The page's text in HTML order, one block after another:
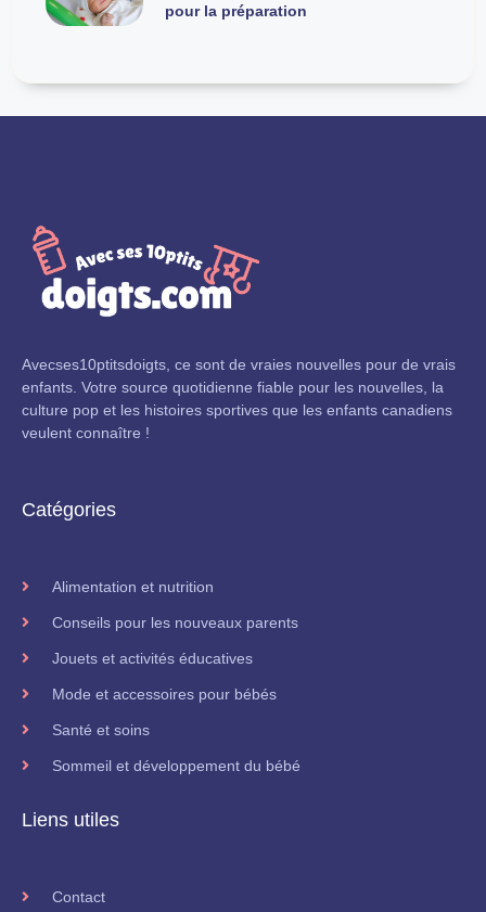
pour la préparation
Avecses10ptitsdoigts, ce sont de vraies nouvelles pour de vrais
enfants. Votre source quotidienne fiable pour les nouvelles, la
culture pop et les histoires sportives que les enfants canadiens
veulent connaître !
Catégories
Alimentation et nutrition
Conseils pour les nouveaux parents
Jouets et activités éducatives
Mode et accessoires pour bébés
Santé et soins
Sommeil et développement du bébé
Liens utiles
Contact